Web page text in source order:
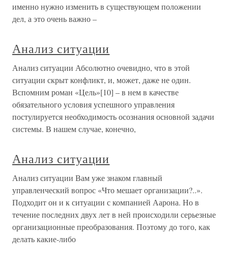
именно нужно изменить в существующем положении
дел, а это очень важно –
Анализ ситуации
Анализ ситуации Абсолютно очевидно, что в этой
ситуации скрыт конфликт, и, может, даже не один.
Вспомним роман «Цель»[10] – в нем в качестве
обязательного условия успешного управления
постулируется необходимость осознания основной задачи
системы. В нашем случае, конечно,
Анализ ситуации
Анализ ситуации Вам уже знаком главный
управленческий вопрос «Что мешает организации?..».
Подходит он и к ситуации с компанией Аарона. Но в
течение последних двух лет в ней происходили серьезные
организационные преобразования. Поэтому до того, как
делать какие-либо